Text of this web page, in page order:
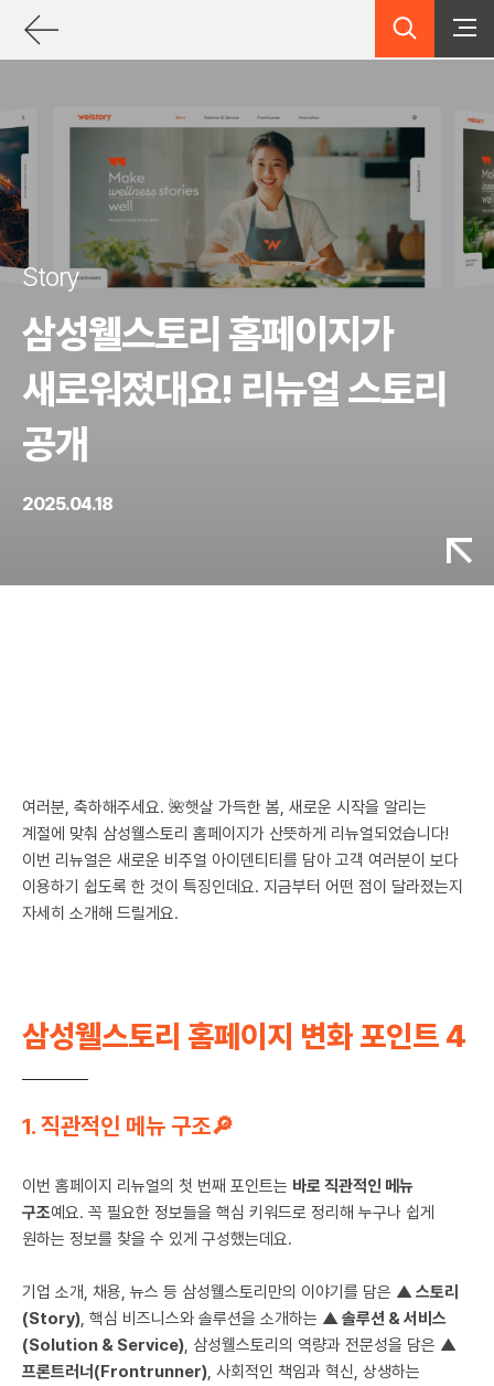
Story
삼성웰스토리 홈페이지가
새로워졌대요! 리뉴얼 스토리
공개
2025.04.18
여러분, 축하해주세요. 🌺햇살 가득한 봄, 새로운 시작을 알리는
계절에 맞춰 삼성웰스토리 홈페이지가 산뜻하게 리뉴얼되었습니다!
이번 리뉴얼은 새로운 비주얼 아이덴티티를 담아 고객 여러분이 보다
이용하기 쉽도록 한 것이 특징인데요. 지금부터 어떤 점이 달라졌는지
자세히 소개해 드릴게요.
삼성웰스토리 홈페이지 변화 포인트 4
1. 직관적인 메뉴 구조🔎
이번 홈페이지 리뉴얼의 첫 번째 포인트는 바로 직관적인 메뉴
구조예요. 꼭 필요한 정보들을 핵심 키워드로 정리해 누구나 쉽게
원하는 정보를 찾을 수 있게 구성했는데요.
기업 소개, 채용, 뉴스 등 삼성웰스토리만의 이야기를 담은 ▲ 스토리
(Story), 핵심 비즈니스와 솔루션을 소개하는 ▲ 솔루션 & 서비스
(Solution & Service), 삼성웰스토리의 역량과 전문성을 담은 ▲
프론트러너(Frontrunner), 사회적인 책임과 혁신, 상생하는